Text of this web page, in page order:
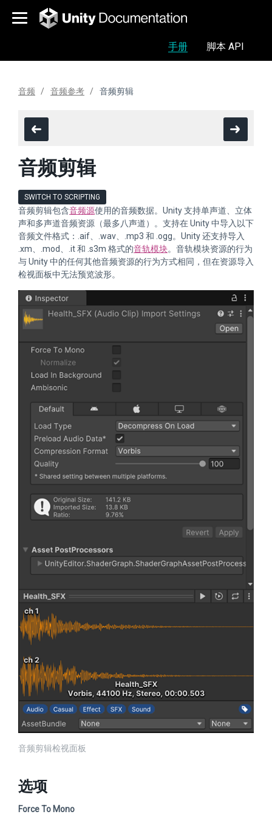
手册 脚本 API
音频 音频参考 音频剪辑
音频剪辑
SWITCH TO SCRIPTING
音频剪辑包含音频源使用的音频数据。Unity 支持单声道、立体
声和多声道音频资源（最多八声道）。支持在 Unity 中导入以下
音频文件格式：.aif、.wav、.mp3 和 .ogg。Unity 还支持导入
.xm、.mod、.it 和 .s3m 格式的音轨模块。音轨模块资源的行为
与 Unity 中的任何其他音频资源的行为方式相同，但在资源导入
检视面板中无法预览波形。
音频剪辑检视面板
选项
Force To Mono